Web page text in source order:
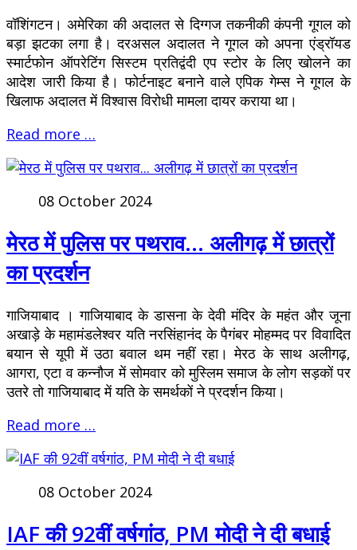
वॉशिंगटन। अमेरिका की अदालत से दिग्गज तकनीकी कंपनी गूगल को
बड़ा झटका लगा है। दरअसल अदालत ने गूगल को अपना एंड्रॉयड
स्मार्टफोन ऑपरेटिंग सिस्टम प्रतिद्वंदी एप स्टोर के लिए खोलने का
आदेश जारी किया है। फोर्टनाइट बनाने वाले एपिक गेम्स ने गूगल के
खिलाफ अदालत में विश्वास विरोधी मामला दायर कराया था।
Read more …
08 October 2024
मेरठ में पुलिस पर पथराव... अलीगढ़ में छात्रों
का प्रदर्शन
गाजियाबाद । गाजियाबाद के डासना के देवी मंदिर के महंत और जूना
अखाड़े के महामंडलेश्वर यति नरसिंहानंद के पैगंबर मोहम्मद पर विवादित
बयान से यूपी में उठा बवाल थम नहीं रहा। मेरठ के साथ अलीगढ़,
आगरा, एटा व कन्नौज में सोमवार को मुस्लिम समाज के लोग सड़कों पर
उतरे तो गाजियाबाद में यति के समर्थकों ने प्रदर्शन किया।
Read more …
08 October 2024
IAF की 92वीं वर्षगांठ, PM मोदी ने दी बधाई